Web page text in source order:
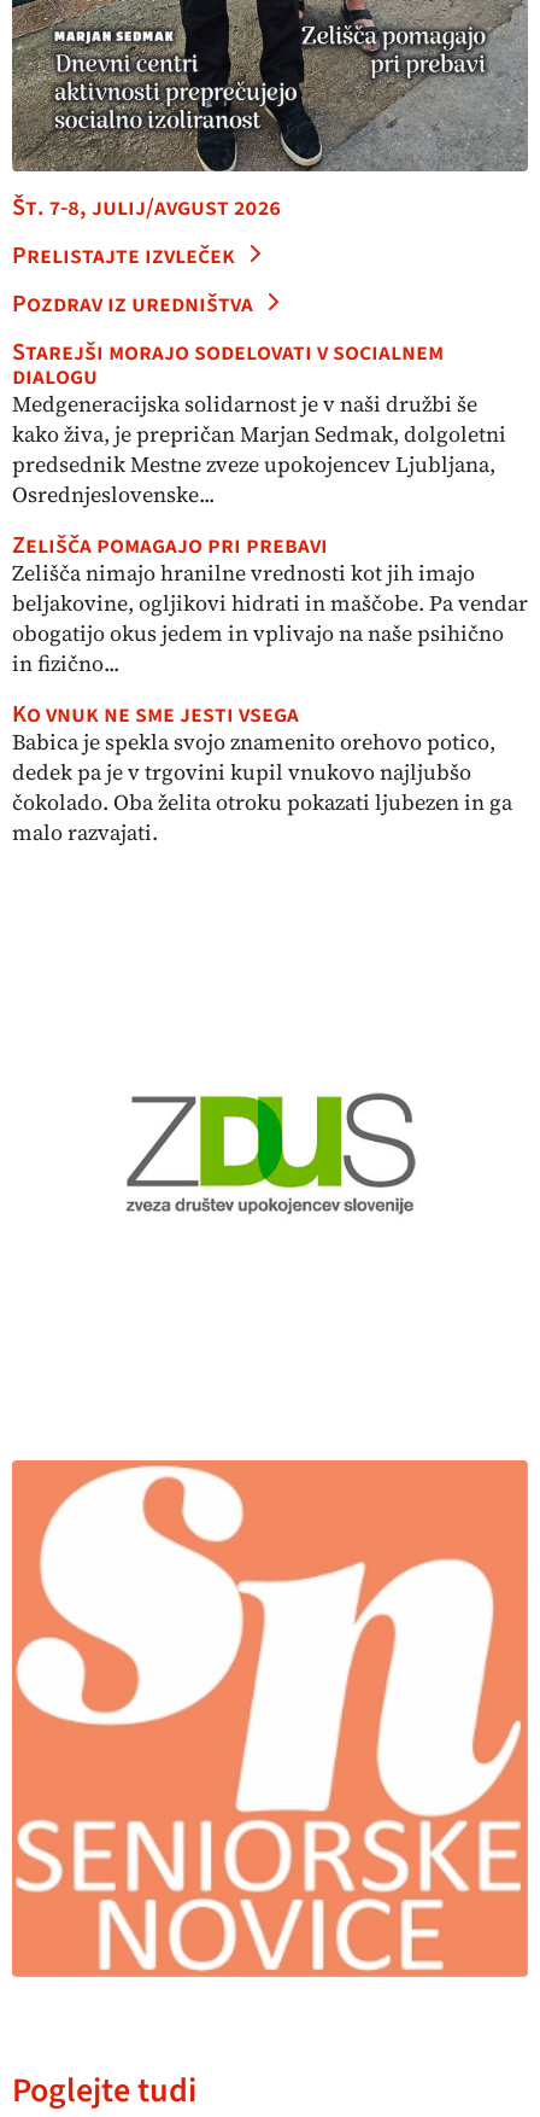
Št. 7-8, julij/avgust 2026
Prelistajte izvleček
Pozdrav iz uredništva
Starejši morajo sodelovati v socialnem
dialogu
Medgeneracijska solidarnost je v naši družbi še
kako živa, je prepričan Marjan Sedmak, dolgoletni
predsednik Mestne zveze upokojencev Ljubljana,
Osrednjeslovenske...
Zelišča pomagajo pri prebavi
Zelišča nimajo hranilne vrednosti kot jih imajo
beljakovine, ogljikovi hidrati in maščobe. Pa vendar
obogatijo okus jedem in vplivajo na naše psihično
in fizično...
Ko vnuk ne sme jesti vsega
Babica je spekla svojo znamenito orehovo potico,
dedek pa je v trgovini kupil vnukovo najljubšo
čokolado. Oba želita otroku pokazati ljubezen in ga
malo razvajati.
Poglejte tudi